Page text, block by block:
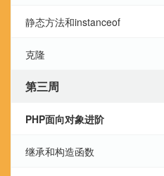
静态方法和instanceof
克隆
第三周
PHP面向对象进阶
继承和构造函数